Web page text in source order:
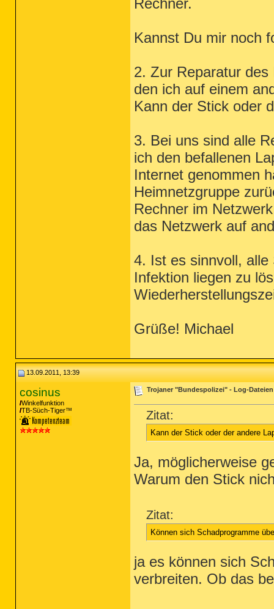
Rechner.
Kannst Du mir noch
2. Zur Reparatur
den ich auf einem
Kann der Stick oder
3. Bei uns sind alle
ich den befallenen
Internet genommen
Heimnetzgruppe
Rechner im
das Netzwerk auf
4. Ist es sinnvoll, alle
Infektion liegen zu
Grüße! Michael
13.09.2011, 13:39
cosinus
Winkelfunktion
TB-Süch-Tiger™
Trojaner "Bundespolizei" - Log-
Zitat:
Kann der Stick oder der andere
Ja, möglicherweise
Warum den Stick
Zitat:
Können sich Schadprogramme
ja es können sich
verbreiten. Ob das